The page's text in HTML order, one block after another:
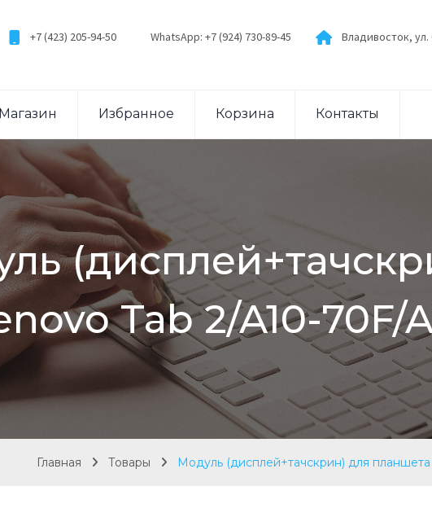
+7 (423) 205-94-50 WhatsApp: +7 (924) 730-89-45 Владивосток, ул.
Магазин Избранное Корзина Контакты
Tab 2/A10-70F/
Главная Товары Модуль (дисплей+тачскрин) для